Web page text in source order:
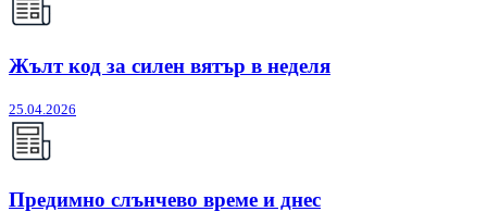
Жълт код за силен вятър в неделя
25.04.2026
Предимно слънчево време и днес